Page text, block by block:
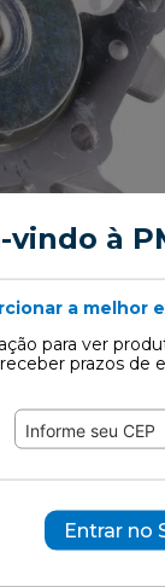
vindo à
a melhor
para ver
prazos de
Entrar no